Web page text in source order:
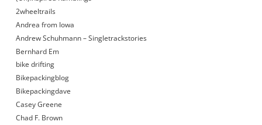
2wheeltrails
Andrea from Iowa
Andrew Schuhmann – Singletrackstories
Bernhard Em
bike drifting
Bikepackingblog
Bikepackingdave
Casey Greene
Chad F. Brown